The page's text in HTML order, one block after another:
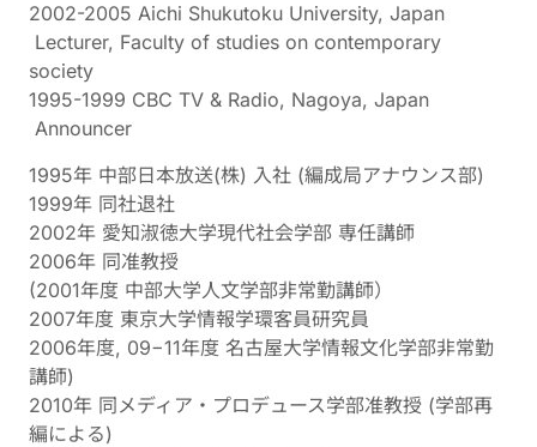
2002-2005 Aichi Shukutoku University, Japan
Lecturer, Faculty of studies on contemporary
society
1995-1999 CBC TV & Radio, Nagoya, Japan
Announcer
1995年 中部日本放送(株) 入社 (編成局アナウンス部)
1999年 同社退社
2002年 愛知淑徳大学現代社会学部 専任講師
2006年 同准教授
(2001年度 中部大学人文学部非常勤講師）
2007年度 東京大学情報学環客員研究員
2006年度, 09−11年度 名古屋大学情報文化学部非常勤
講師)
2010年 同メディア・プロデュース学部准教授 (学部再
編による)